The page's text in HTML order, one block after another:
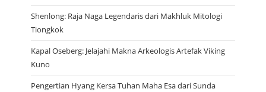
Shenlong: Raja Naga Legendaris dari Makhluk Mitologi
Tiongkok
Kapal Oseberg: Jelajahi Makna Arkeologis Artefak Viking
Kuno
Pengertian Hyang Kersa Tuhan Maha Esa dari Sunda